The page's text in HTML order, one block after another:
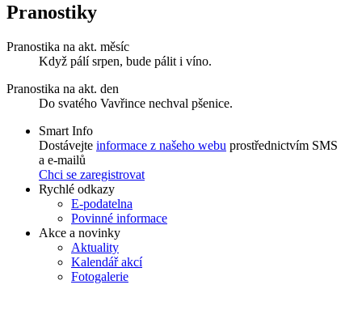
Pranostiky
Pranostika na akt. měsíc
Když pálí srpen, bude pálit i víno.
Pranostika na akt. den
Do svatého Vavřince nechval pšenice.
Smart Info
Dostávejte informace z našeho webu prostřednictvím SMS
a e-mailů
Chci se zaregistrovat
Rychlé odkazy
E-podatelna
Povinné informace
Akce a novinky
Aktuality
Kalendář akcí
Fotogalerie